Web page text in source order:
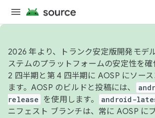
2026 年より、トランク安定版開発モデ
ステムのプラットフォームの安定性を
2 四半期と第 4 四半期に AOSP にソー
ます。AOSP のビルドと投稿には、
release
を使用します。 android-
ニフェスト ブランチは、常に AOSP に